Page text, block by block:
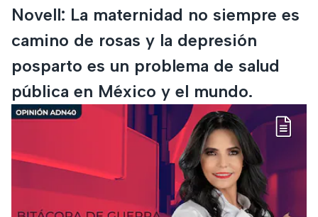
Novell: La maternidad no siempre es
camino de rosas y la depresión
posparto es un problema de salud
pública en México y el mundo.